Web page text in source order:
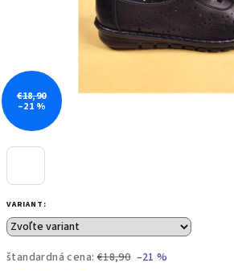
VARIANT:
štandardná cena: €18,90 –21 %
€18,90
–21 %